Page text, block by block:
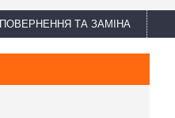
ПОВЕРНЕННЯ ТА ЗАМІНА